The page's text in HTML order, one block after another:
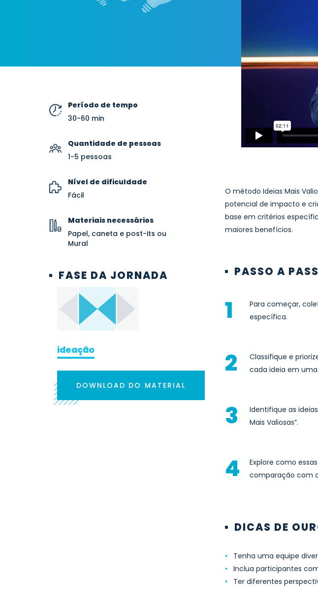
Período de tempo
30-60 min
Quantidade de pessoas
1-5 pessoas
Nível de dificuldade
Fácil
Materiais necessários
Papel, caneta e post-its ou
Mural
FASE DA JORNADA
ideação
DOWNLOAD DO MATERIAL
O método Ideias Mais
potencial de impacto e
base em critérios
maiores benefícios.
PASSO A
Para começar,
específica.
Classifique e
cada ideia em
Identifique as
Mais Valiosas”.
Explore como
comparação com
DICAS DE
• Tenha uma equipe
• Inclua participantes
• Ter diferentes